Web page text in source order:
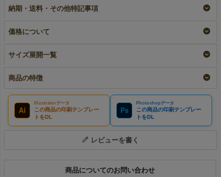
（1000枚以上専用）
大ロット名入れ
¥7,920税込
名入れ
納期・送料・その他特記事項
価格について
サイズ展開一覧
商品の特徴
Ai
Illustratorデータ
この商品の印刷テンプレー
トをDL
Ps
Photoshopデータ
この商品の印刷テンプレー
トをDL
レビューを書く
商品についてのお問い合わせ